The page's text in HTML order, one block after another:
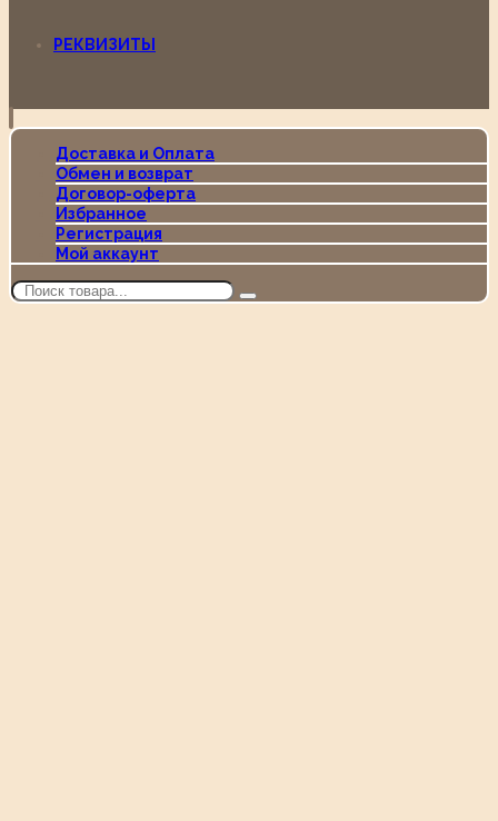
РЕКВИЗИТЫ
Доставка и Оплата
Обмен и возврат
Договор-оферта
Избранное
Регистрация
Мой аккаунт